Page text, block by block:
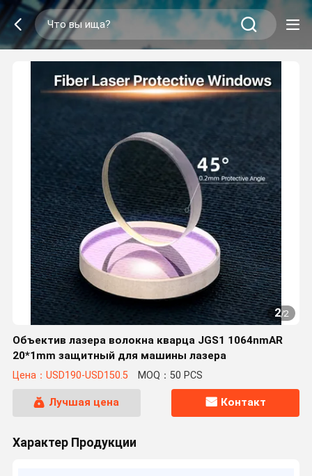
2/2
Объектив лазера волокна кварца JGS1 1064nmAR
20*1mm защитный для машины лазера
Цена：USD190-USD150.5 MOQ：50 PCS
Лучшая цена Контакт
Характер Продукции